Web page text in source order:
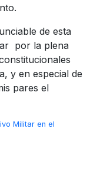
de esta
por la plena
y en especial de
pares el
Militar en el